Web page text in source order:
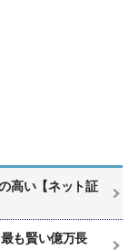
高い【ネット証
も賢い億万長